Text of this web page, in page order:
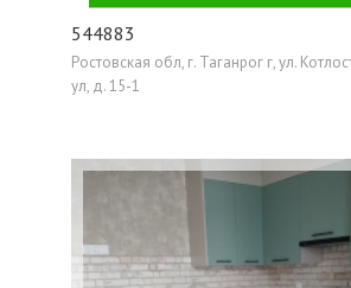
544883
Ростовская обл, г. Таганрог г, ул.
ул, д. 15-1